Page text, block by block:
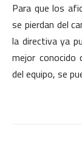
Para que los
se pierdan del
la directiva ya
mejor conocido
del equipo, se